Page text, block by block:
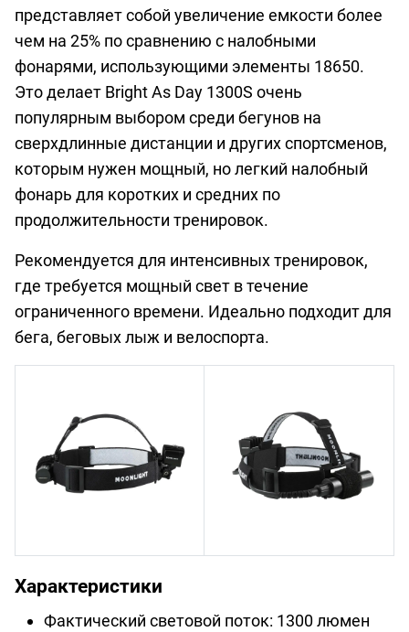
представляет собой увеличение емкости более
чем на 25% по сравнению с налобными
фонарями, использующими элементы 18650.
Это делает Bright As Day 1300S очень
популярным выбором среди бегунов на
сверхдлинные дистанции и других спортсменов,
которым нужен мощный, но легкий налобный
фонарь для коротких и средних по
продолжительности тренировок.
Рекомендуется для интенсивных тренировок,
где требуется мощный свет в течение
ограниченного времени. Идеально подходит для
бега, беговых лыж и велоспорта.
Характеристики
Фактический световой поток: 1300 люмен